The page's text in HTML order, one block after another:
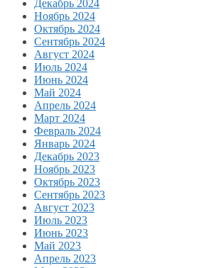
Декабрь 2024
Ноябрь 2024
Октябрь 2024
Сентябрь 2024
Август 2024
Июль 2024
Июнь 2024
Май 2024
Апрель 2024
Март 2024
Февраль 2024
Январь 2024
Декабрь 2023
Ноябрь 2023
Октябрь 2023
Сентябрь 2023
Август 2023
Июль 2023
Июнь 2023
Май 2023
Апрель 2023